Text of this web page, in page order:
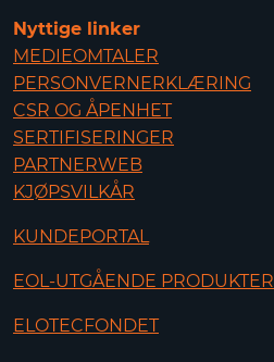
Nyttige linker
MEDIEOMTALER
PERSONVERNERKLÆRING
CSR OG ÅPENHET
SERTIFISERINGER
PARTNERWEB
KJØPSVILKÅR
KUNDEPORTAL
EOL-UTGÅENDE PRODUKTER
ELOTECFONDET